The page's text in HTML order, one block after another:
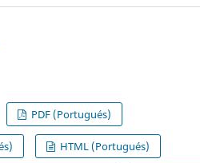
PDF (Portugués)
HTML (Portugués)